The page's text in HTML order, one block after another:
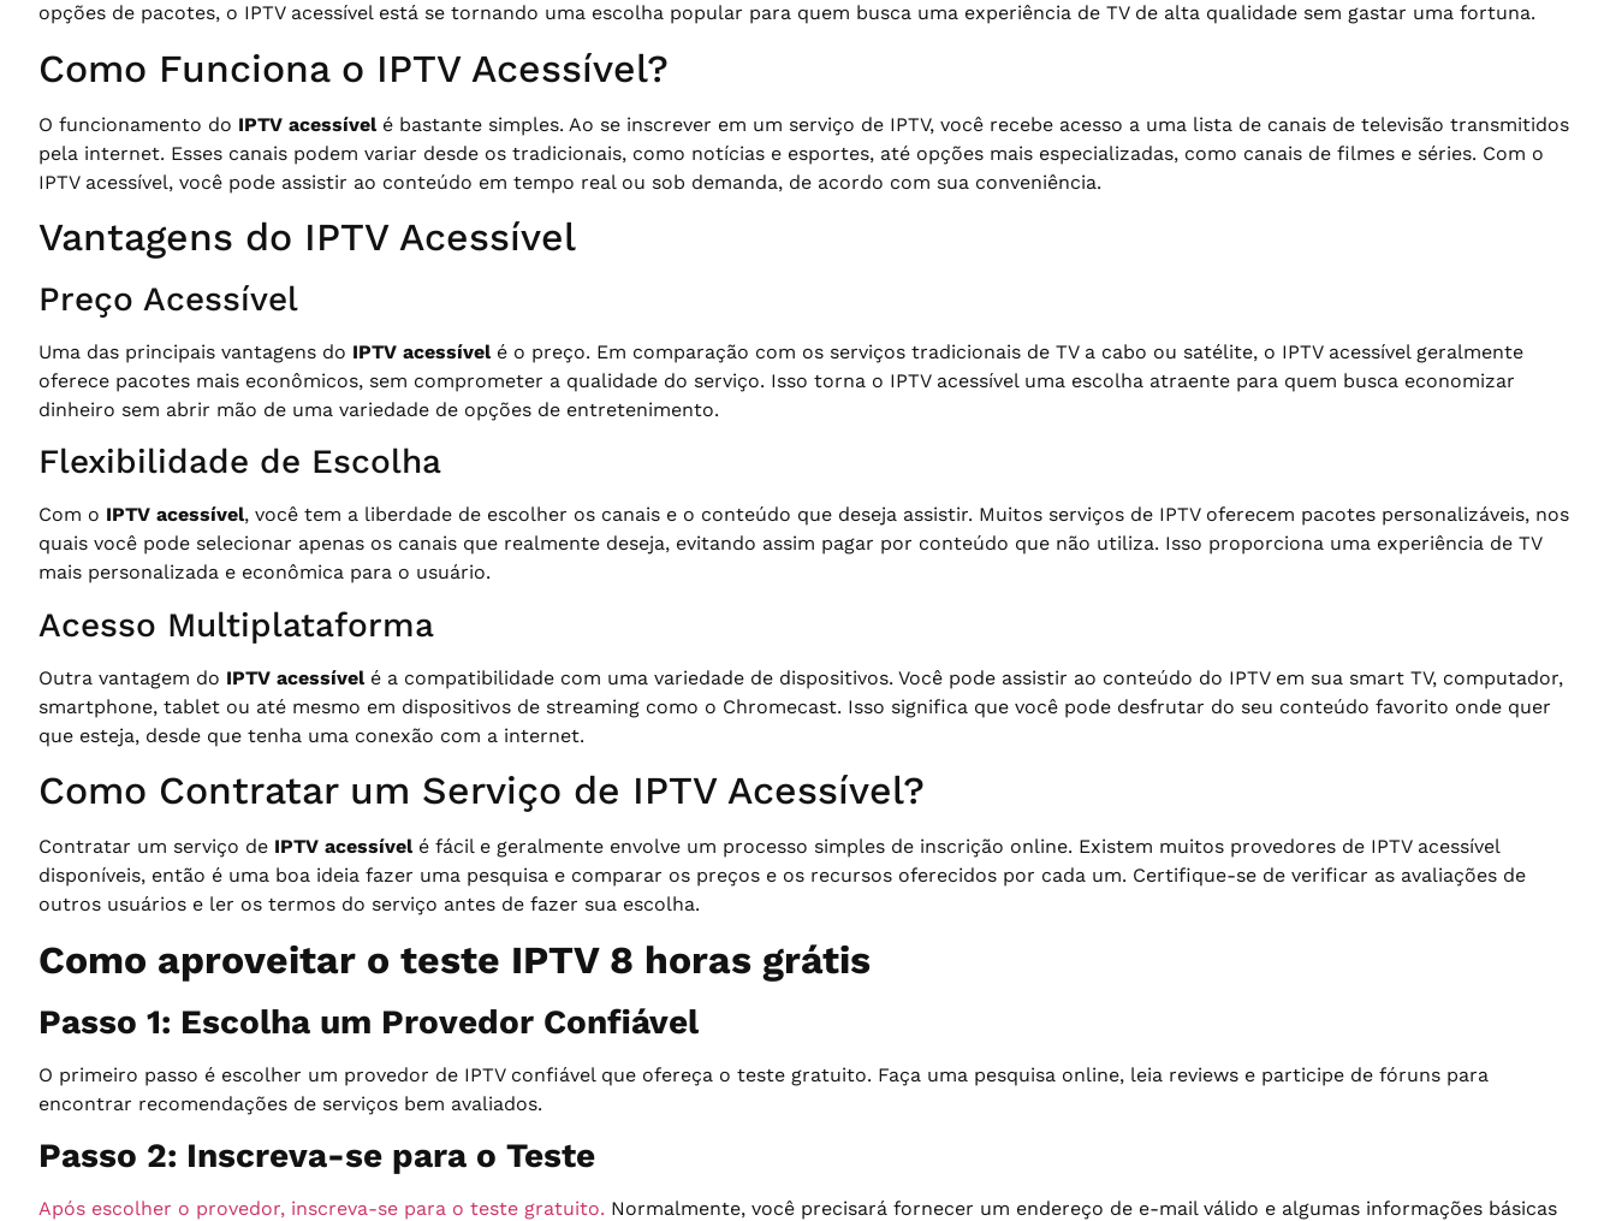
opções de pacotes, o IPTV acessível está se tornando uma escolha popular para quem busca uma experiência de TV de alta qualidade sem gastar uma fortuna.
Como Funciona o IPTV Acessível?
O funcionamento do IPTV acessívelé bastante simples. Ao se inscrever em um serviço de IPTV, você recebe acesso a uma lista de canais de televisão transmitidos
pela internet. Esses canais podem variar desde os tradicionais, como notícias e esportes, até opções mais especializadas, como canais de filmes e séries. Com o
IPTV acessível, você pode assistir ao conteúdo em tempo real ou sob demanda, de acordo com sua conveniência.
Vantagens do IPTV Acessível
Preço Acessível
Uma das principais vantagens do IPTV acessívelé o preço. Em comparação com os serviços tradicionais de TV a cabo ou satélite, o IPTV acessível geralmente
oferece pacotes mais econômicos, sem comprometer a qualidade do serviço. Isso torna o IPTV acessível uma escolha atraente para quem busca economizar
dinheiro sem abrir mão de uma variedade de opções de entretenimento.
Flexibilidade de Escolha
Com o IPTV acessível, você tem a liberdade de escolher os canais e o conteúdo que deseja assistir. Muitos serviços de IPTV oferecem pacotes personalizáveis, nos
quais você pode selecionar apenas os canais que realmente deseja, evitando assim pagar por conteúdo que não utiliza. Isso proporciona uma experiência de TV
mais personalizada e econômica para o usuário.
Acesso Multiplataforma
Outra vantagem do IPTV acessívelé a compatibilidade com uma variedade de dispositivos. Você pode assistir ao conteúdo do IPTV em sua smart TV, computador,
smartphone, tablet ou até mesmo em dispositivos de streaming como o Chromecast. Isso significa que você pode desfrutar do seu conteúdo favorito onde quer
que esteja, desde que tenha uma conexão com a internet.
Como Contratar um Serviço de IPTV Acessível?
Contratar um serviço de IPTV acessívelé fácil e geralmente envolve um processo simples de inscrição online. Existem muitos provedores de IPTV acessível
disponíveis, então é uma boa ideia fazer uma pesquisa e comparar os preços e os recursos oferecidos por cada um. Certifique-se de verificar as avaliações de
outros usuários e ler os termos do serviço antes de fazer sua escolha.
Como aproveitar o teste IPTV 8 horas grátis
Passo 1: Escolha um Provedor Confiável
O primeiro passo é escolher um provedor de IPTV confiável que ofereça o teste gratuito. Faça uma pesquisa online, leia reviews e participe de fóruns para
encontrar recomendações de serviços bem avaliados.
Passo 2: Inscreva-se para o Teste
Após escolher o provedor, inscreva-se para o teste gratuito. Normalmente, você precisará fornecer um endereço de e-mail válido e algumas informações básicas